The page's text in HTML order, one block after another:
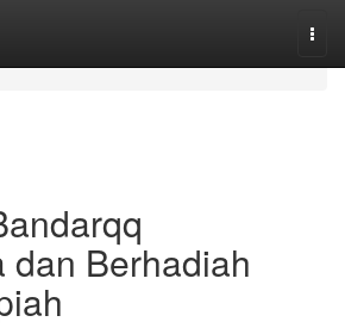
dan Berhadiah